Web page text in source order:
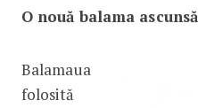
O nouă balama ascunsă
Balamaua
folosită